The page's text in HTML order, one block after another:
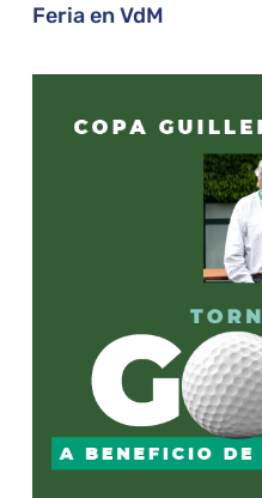
Feria en VdM